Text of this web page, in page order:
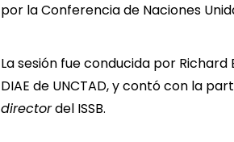
por la Conferencia de Naciones
La sesión fue conducida por Richard
DIAE de UNCTAD, y contó con la
directordel ISSB.